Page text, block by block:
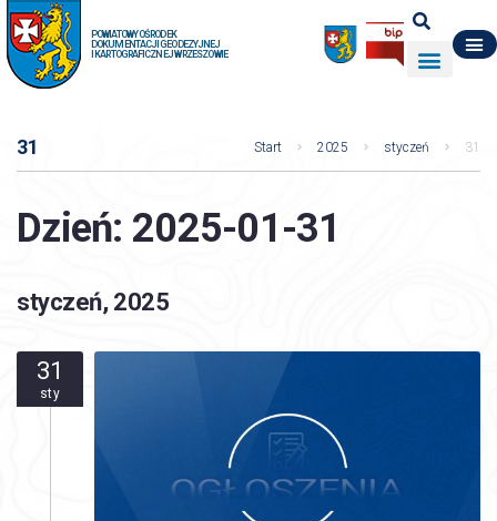
POWIATOWY OŚRODEK
DOKUMENTACJI GEODEZYJNEJ
I KARTOGRAFICZNEJ W RZESZOWIE
31 Start 2025 styczeń 31
Dzień: 2025-01-31
styczeń, 2025
31
sty